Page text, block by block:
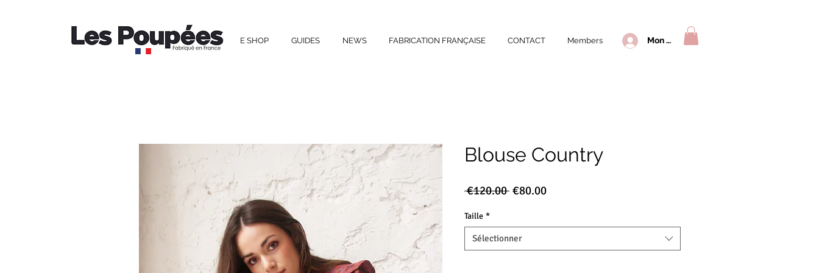
E SHOP GUIDES NEWS FABRICATION FRANÇAISE CONTACT Members Mon compte
Blouse Country
€120.00 Prix
€80.00Prix
Taille *
Sélectionner